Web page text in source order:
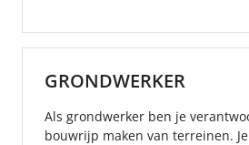
GRONDWERKER
Als grondwerker ben je
bouwrijp maken van terreinen.